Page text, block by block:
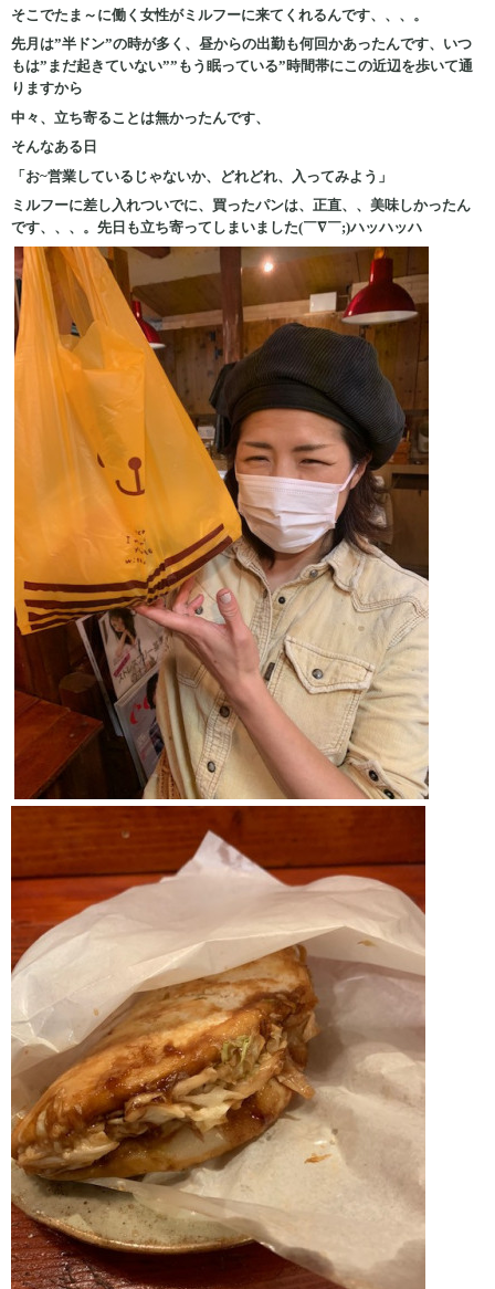
そこでたま～に働く女性がミルフーに来てくれるんです、、、。
先月は”半ドン”の時が多く、昼からの出勤も何回かあったんです、いつ
もは”まだ起きていない””もう眠っている”時間帯にこの近辺を歩いて通
りますから
中々、立ち寄ることは無かったんです、
そんなある日
「お~営業しているじゃないか、どれどれ、入ってみよう」
ミルフーに差し入れついでに、買ったパンは、正直、、美味しかったん
です、、、。先日も立ち寄ってしまいました(￣∇￣;)ハッハッハ